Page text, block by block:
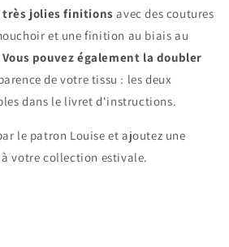
très jolies finitions avec des coutures
et une finition au biais au
Vous pouvez également la doubler
de votre tissu : les deux
dans le livret d'instructions.
le patron Louise et ajoutez une
votre collection estivale.